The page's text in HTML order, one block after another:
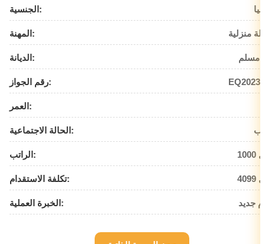
الجنسية:
المهنة: منزلية
الديانة: مسلم
رقم الجواز:
العمر:
الحالة الاجتماعية:
الراتب:
تكلفة الاستقدام:
الخبرة العملية: جديد